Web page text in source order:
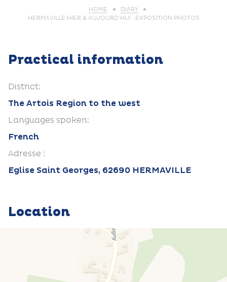
HOME
DIARY
HERMAVILLE HIER & AUJOURD’HUI : EXPOSITION PHOTOS
Practical information
District:
The Artois Region to the west
Languages spoken:
French
Adresse :
Eglise Saint Georges, 62690 HERMAVILLE
Location